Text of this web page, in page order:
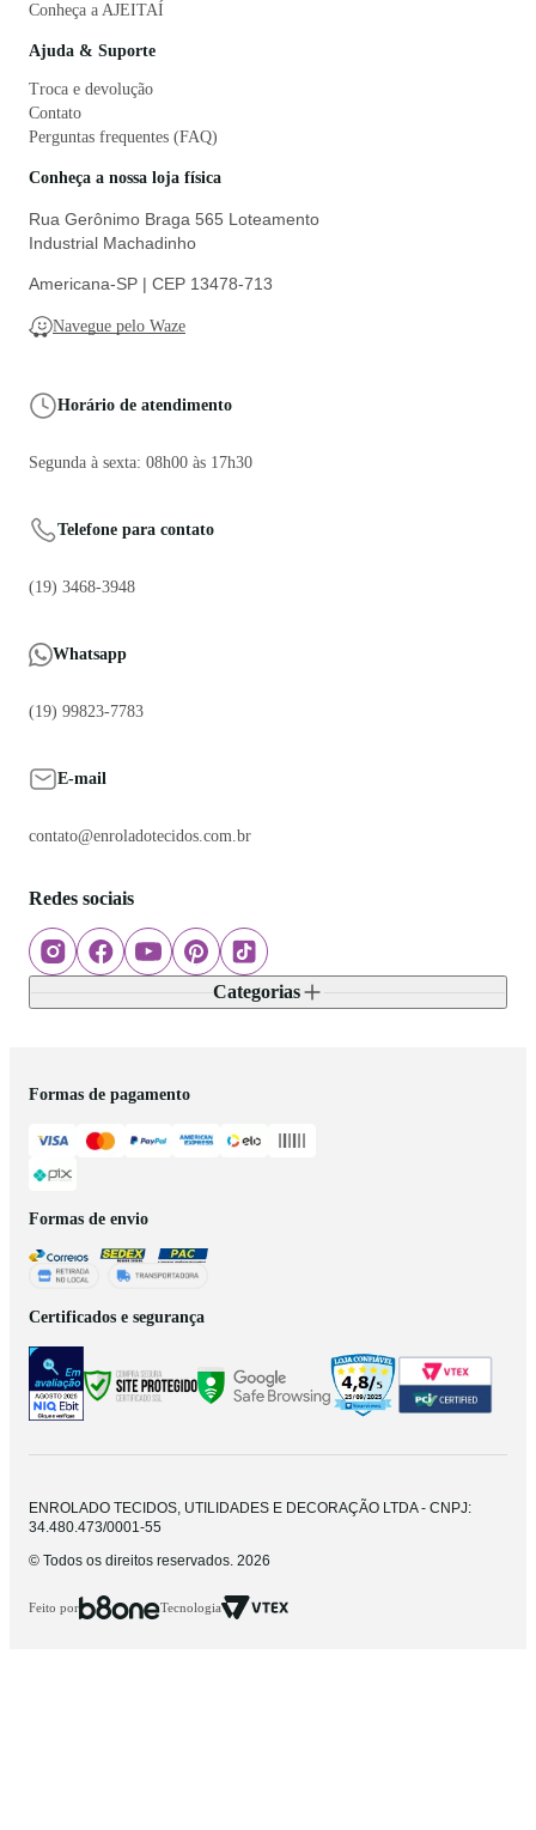
Conheça a AJEITAÍ
Ajuda & Suporte
Troca e devolução
Contato
Perguntas frequentes (FAQ)
Conheça a nossa loja física
Rua Gerônimo Braga 565 Loteamento
Industrial Machadinho
Americana-SP | CEP 13478-713
Navegue pelo Waze
Horário de atendimento
Segunda à sexta: 08h00 às 17h30
Telefone para contato
(19) 3468-3948
Whatsapp
(19) 99823-7783
E-mail
contato@enroladotecidos.com.br
Redes sociais
Categorias
Formas de pagamento
Formas de envio
Certificados e segurança
ENROLADO TECIDOS, UTILIDADES E DECORAÇÃO LTDA - CNPJ:
34.480.473/0001-55
© Todos os direitos reservados. 2026
Feito por Tecnologia